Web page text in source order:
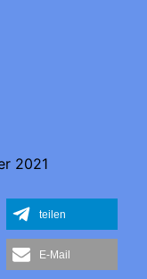
2021
teilen
E-Mail